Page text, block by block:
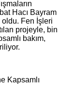
Hacı Bayram
Fen İşleri
projeyle, bin
bakım,
Kapsamlı